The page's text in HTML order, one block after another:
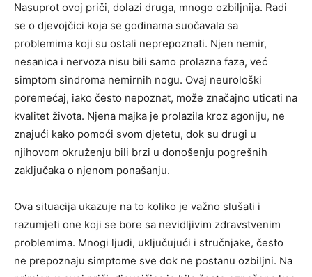
Nasuprot ovoj priči, dolazi druga, mnogo ozbiljnija. Radi
se o djevojčici koja se godinama suočavala sa
problemima koji su ostali neprepoznati. Njen nemir,
nesanica i nervoza nisu bili samo prolazna faza, već
simptom sindroma nemirnih nogu. Ovaj neurološki
poremećaj, iako često nepoznat, može značajno uticati na
kvalitet života. Njena majka je prolazila kroz agoniju, ne
znajući kako pomoći svom djetetu, dok su drugi u
njihovom okruženju bili brzi u donošenju pogrešnih
zaključaka o njenom ponašanju.
Ova situacija ukazuje na to koliko je važno slušati i
razumjeti one koji se bore sa nevidljivim zdravstvenim
problemima. Mnogi ljudi, uključujući i stručnjake, često
ne prepoznaju simptome sve dok ne postanu ozbiljni. Na